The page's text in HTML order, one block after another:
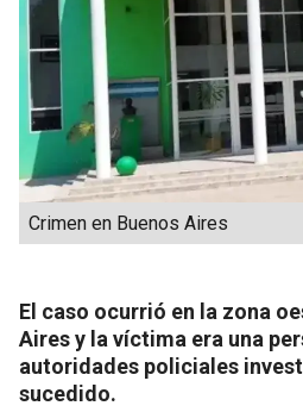
Crimen en Buenos Aires
El caso ocurrió en la zona
Aires y la víctima era una
autoridades policiales
sucedido.